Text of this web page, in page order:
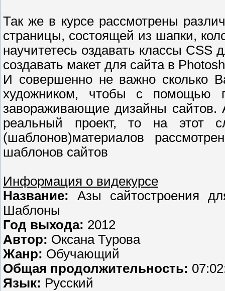
Так же в курсе рассмотрены
страницы, состоящей из шапки,
научитетесь оздавать классы CSS
создавать макет для сайта в
И совершенно не важно сколько
художником, чтобы с помощью
завораживающие дизайны
реальный проект, то на этот
(шаблонов)материалов
шаблонов сайтов
Информация о видекурсе
Название: Азы сайтостроения
Шаблоны
Год выхода: 2012
Автор: Оксана Турова
Жанр: Обучающий
Общая продолжительность:
Язык: Русский